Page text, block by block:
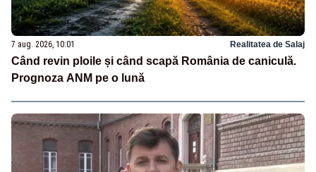
7 aug. 2026, 10:01 Realitatea de Salaj
Când revin ploile și când scapă România de caniculă.
Prognoza ANM pe o lună